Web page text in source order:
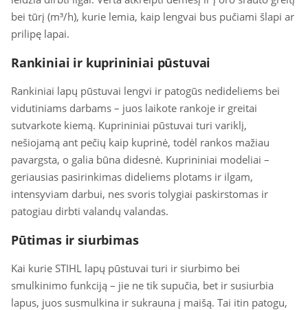
bei tūrį (m³/h), kurie lemia, kaip lengvai bus pučiami šlapi ar
prilipę lapai.
Rankiniai ir kuprininiai pūstuvai
Rankiniai lapų pūstuvai lengvi ir patogūs nedideliems bei
vidutiniams darbams – juos laikote rankoje ir greitai
sutvarkote kiemą. Kuprininiai pūstuvai turi variklį,
nešiojamą ant pečių kaip kuprinė, todėl rankos mažiau
pavargsta, o galia būna didesnė. Kuprininiai modeliai –
geriausias pasirinkimas dideliems plotams ir ilgam,
intensyviam darbui, nes svoris tolygiai paskirstomas ir
patogiau dirbti valandų valandas.
Pūtimas ir siurbimas
Kai kurie STIHL lapų pūstuvai turi ir siurbimo bei
smulkinimo funkciją – jie ne tik supučia, bet ir susiurbia
lapus, juos susmulkina ir sukrauna į maišą. Tai itin patogu,